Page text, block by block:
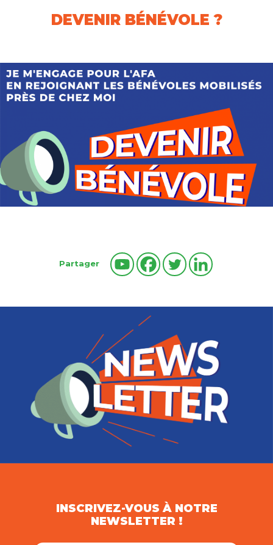
DEVENIR BÉNÉVOLE ?
Partager
INSCRIVEZ-VOUS À NOTRE
NEWSLETTER !